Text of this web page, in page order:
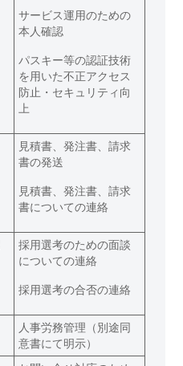
サービス運用のための
本人確認
パスキー等の認証技術
を用いた不正アクセス
防止・セキュリティ向
上
見積書、発注書、請求
書の発送
見積書、発注書、請求
書についての連絡
採用選考のための面談
についての連絡
採用選考の合否の連絡
人事労務管理（別途同
意書にて明示）